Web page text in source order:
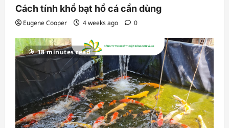
Cách tính khổ bạt hồ cá cần dùng
Eugene Cooper 4 weeks ago 0
18 minutes read